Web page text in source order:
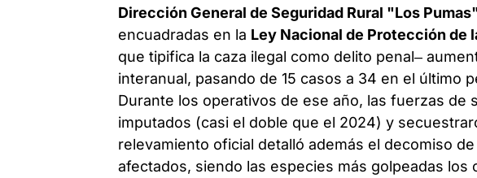
Dirección General de Seguridad Rural "Los
encuadradas en la Ley Nacional de Protección de
que tipifica la caza ilegal como delito penal–
interanual, pasando de 15 casos a 34 en el último
Durante los operativos de ese año, las fuerzas de
imputados (casi el doble que el 2024) y
relevamiento oficial detalló además el decomiso
afectados, siendo las especies más golpeadas los